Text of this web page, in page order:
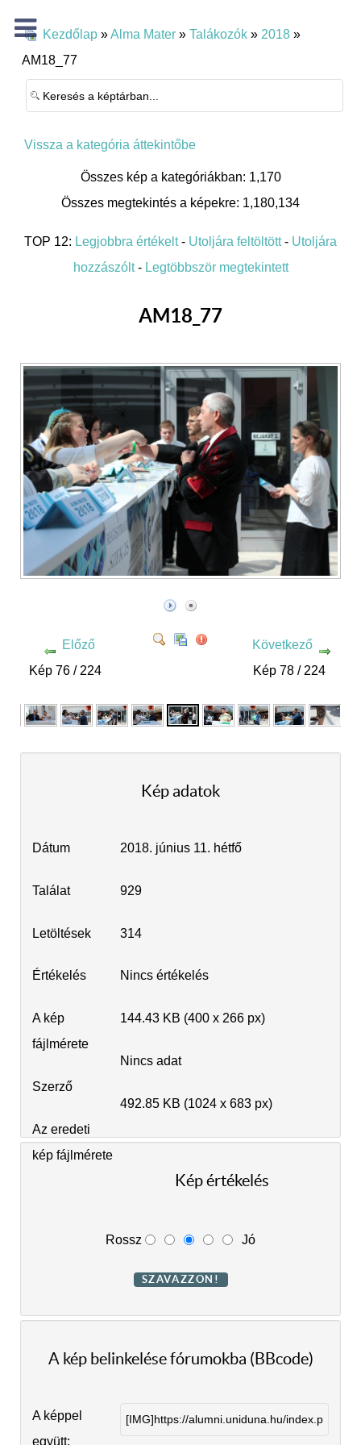
Kezdőlap »Alma Mater » Talákozók » 2018 »
AM18_77
Vissza a kategória áttekintőbe
Összes kép a kategóriákban: 1,170
Összes megtekintés a képekre: 1,180,134
TOP 12: Legjobbra értékelt- Utoljára feltöltött- Utoljára
hozzászólt- Legtöbbször megtekintett
AM18_77
Előző
Kép 76 / 224
Következő
Kép 78 / 224
Kép adatok
Dátum 2018. június 11. hétfő
Találat 929
Letöltések 314
Értékelés Nincs értékelés
A kép
fájlmérete
144.43 KB (400 x 266 px)
Szerző
Nincs adat
Az eredeti
kép fájlmérete
492.85 KB (1024 x 683 px)
Kép értékelés
Rossz Jó
A kép belinkelése fórumokba (BBcode)
A képpel
együtt: